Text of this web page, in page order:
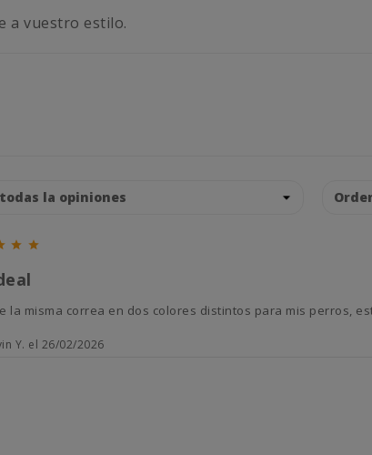
a vuestro estilo.
 
la misma correa en dos colores distintos para mis perros,
Y. el 26/02/2026